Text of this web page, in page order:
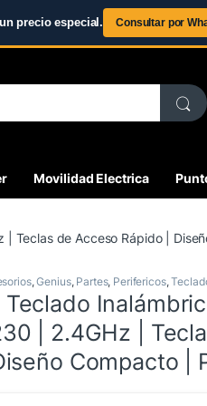
precio especial. Consultar por
Movilidad Electrica
Teclas de Acceso Rápido |
,Genius, Partes, Perifericos,
| 2.4GHz |
Compacto |